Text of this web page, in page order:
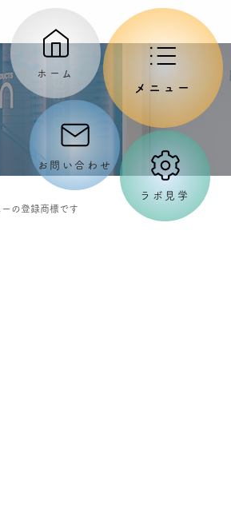
メニュー
ホーム
お問い合わせ
ラボ見学
の登録商標です